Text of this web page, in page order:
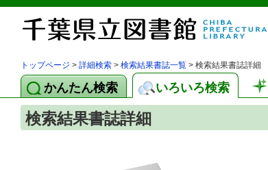
トップページ > 詳細検索 > 検索結果書誌一覧 > 検索結果書誌詳細
かんたん検索 いろいろ検索
検索結果書誌詳細